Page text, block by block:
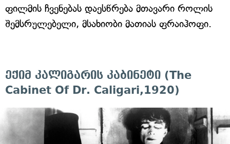
ფილმის ჩვენებას დაესწრება მთავარი როლის
შემსრულებელი, მსახიობი მათიას ფრაიჰოფი.
ექიმ კალიგარის კაბინეტი (The
Cabinet Of Dr. Caligari,1920)